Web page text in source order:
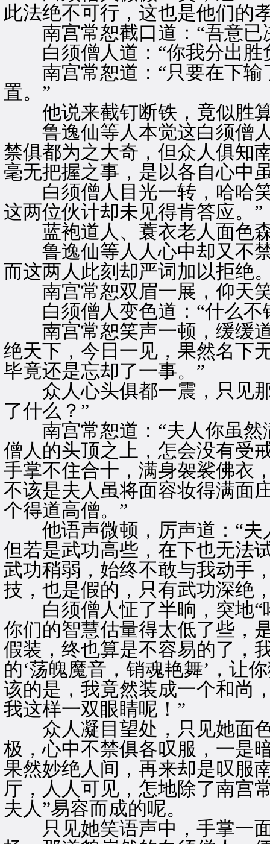
此法绝不可行，这也是他们
南宫常恕截口道：“吾意已
白须僧人道：“你我分出胜
南宫常恕道：“只要在下输
置。”
他说来截钉断铁，竟似胜
鲁逸仙等人本觉这白须僧人
禁俱都为之大奇，但众人俱知
毫无把握之事，是以各自心中
白须僧人目光一转，哈哈笑
这两位伙计却未见得肯答应。”
蓝袍道人、蓑衣老人面色森
鲁逸仙等人人心中却又不禁
而这两人此刻却严词加以拒绝
南宫常恕双眉一展，仰天
白须僧人变色道：“什么不
南宫常恕笑声一顿，缓缓道
绝天下，今日一见，果然名下
毕竟还是忘却了一事。”
众人心头俱都一震，只见那
了什么？”
南宫常恕道：“夫人你虽然
僧人的头顶之上，怎会没有受
手掌不住合十，满身袈裟佛衣
不该是夫人虽将面容妆得满面
个得道高僧。”
他语声微顿，厉声道：“夫
但若是武功高些，在下也无法
武功稍弱，始终不敢与我动手
技，也是假的，只有武功深绝
白须僧人怔了半晌，突地“
你们的智慧估量得太低了些，
假装，终也算是不容易的了，
的‘荡魄魔音，销魂艳舞’，让
该的是，我竟然装成一个和尚
我这样一双眼睛呢！”
众人凝目望处，只见她面色
极，心中不禁俱各叹服，一是
果然妙绝人间，再来却是叹服
厅，人人可见，怎地除了南宫
夫人”易容而成的呢。
只见她笑语声中，手掌一面